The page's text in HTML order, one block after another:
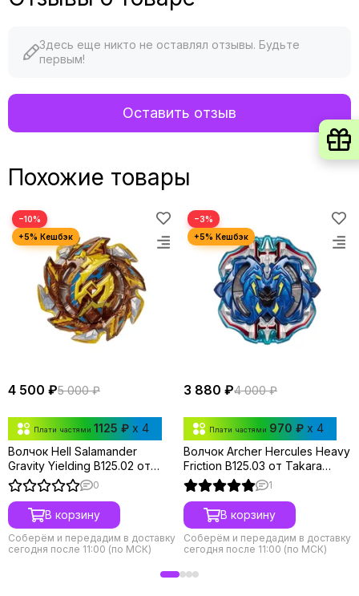
Здесь еще никто не оставлял отзывы. Будьте
первым!
Оставить отзыв
Похожие товары
−10%
4 500 ₽5 000 ₽
Плати частями 1125 ₽ x 4
Волчок Hell Salamander
Gravity Yielding B125.02 от
Takara Tomy
0
В корзину
Соберём и передадим в доставку
сегодня после 11:00 (по МСК)
−3%
3 880 ₽4 000 ₽
Плати частями 970 ₽ x 4
Волчок Archer Hercules Heavy
Friction B125.03 от Takara
Tomy
1
В корзину
Соберём и передадим в доставку
сегодня после 11:00 (по МСК)